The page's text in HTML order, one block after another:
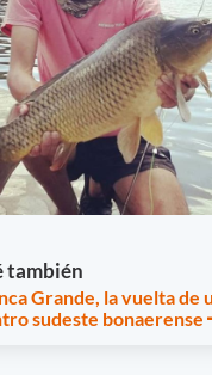
también
Grande, la vuelta de
sudeste bonaerense